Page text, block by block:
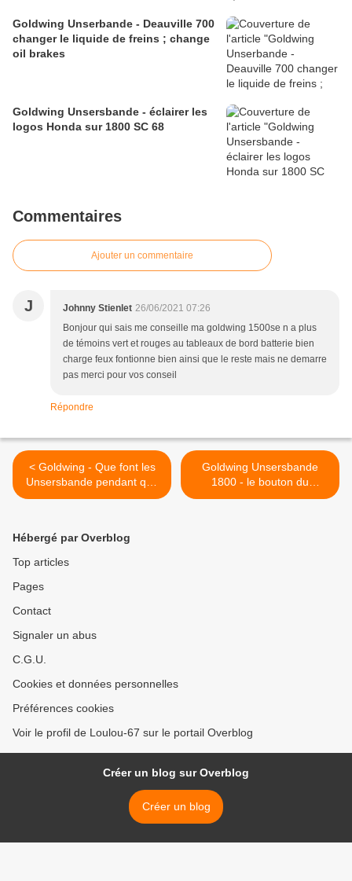
Goldwing Unserbande - Deauville 700
changer le liquide de freins ; change
oil brakes
Goldwing Unsersbande - éclairer les
logos Honda sur 1800 SC 68
Commentaires
Ajouter un commentaire
J Johnny Stienlet 26/06/2021 07:26
Bonjour qui sais me conseille ma goldwing 1500se n a plus
de témoins vert et rouges au tableaux de bord batterie bien
charge feux fontionne bien ainsi que le reste mais ne demarre
pas merci pour vos conseil
Répondre
< Goldwing - Que font les
Unsersbande pendant que
les autres sinon?
Goldwing Unsersbande
1800 - le bouton du
régulateur de vitesse ne
Hébergé par Overblog
Top articles
Pages
Contact
Signaler un abus
C.G.U.
Cookies et données personnelles
Préférences cookies
Voir le profil de Loulou-67 sur le portail Overblog
Créer un blog sur Overblog
Créer un blog